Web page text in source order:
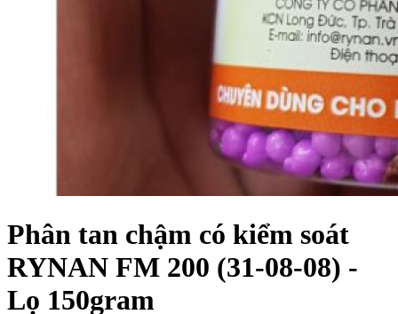
Phân tan chậm có kiểm soát
RYNAN FM 200 (31-08-08) -
Lọ 150gram